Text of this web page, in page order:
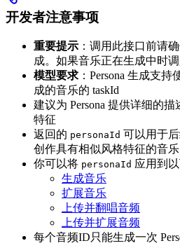
开发者注意事项
重要提示 ：调用此接口前请
成。如果音乐正在生成中时
模型要求 ：Persona 生成支
成的音乐的 taskId
建议为 Persona 提供详细的
特征
返回的 personaId 可以用于
创作具有相似风格特征的音乐
你可以将 personaId 应用到以
生成音乐
扩展音乐
上传并翻唱音频
上传并扩展音频
每个音频ID只能生成一次